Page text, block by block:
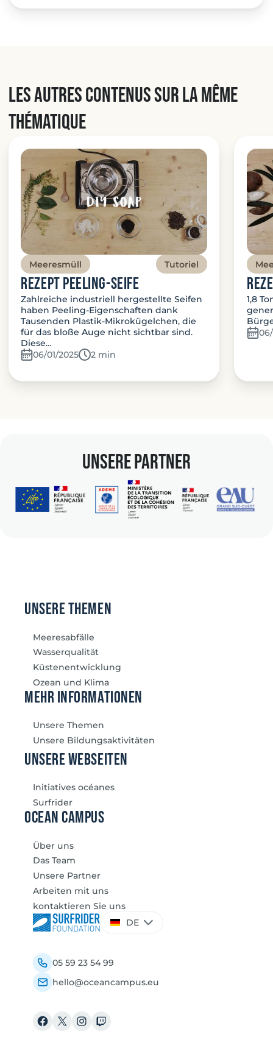
Les autres contenus sur la même
thématique
Meeresmüll Tutoriel
Rezept Peeling-Seife
Zahlreiche industriell hergestellte Seifen
haben Peeling-Eigenschaften dank
Tausenden Plastik-Mikrokügelchen, die
für das bloße Auge nicht sichtbar sind.
Diese…
06/01/2025
Temps de lecture:
2 min
1,8
unsere Partner
Sprache
auswählen
DE
05 59 23 54 99
hello@oceancampus.eu
Facebook
X Instagram
Twitch
unsere themen
Meeresabfälle
Wasserqualität
Küstenentwicklung
Ozean und Klima
mehr Informationen
Unsere Themen
Unsere Bildungsaktivitäten
unsere Webseiten
Initiatives océanes
Surfrider
Ocean Campus
Über uns
Das Team
Unsere Partner
Arbeiten mit uns
kontaktieren Sie uns